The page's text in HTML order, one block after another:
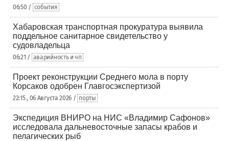
06:50 / события
Хабаровская транспортная прокуратура выявила
поддельное санитарное свидетельство у
судовладельца
06:21 / аварийность и чп
Проект реконструкции Среднего мола в порту
Корсаков одобрен Главгосэкспертизой
22:15 , 06 Августа 2026 / порты
Экспедиция ВНИРО на НИС «Владимир Сафонов»
исследовала дальневосточные запасы крабов и
пелагических рыб